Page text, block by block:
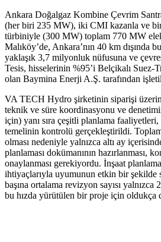
Ankara Doğalgaz Kombine Çevrim
(her biri 235 MW), iki CMI kazanla ve
türbiniyle (300 MW) toplam 770 MW
Malıköy’de, Ankara’nın 40 km dışında
yaklaşık 3,7 milyonluk nüfusuna ve
Tesis, hisselerinin %95’i Belçikalı Suez-
olan Baymina Enerji A.Ş. tarafından
VA TECH Hydro şirketinin siparişi
teknik ve süre koordinasyonu ve
için) yanı sıra çeşitli planlama
temelinin kontrolü gerçekleştirildi.
olması nedeniyle yalnızca altı ay
planlaması dokümanının hazırlanması,
onaylanması gerekiyordu. İnşaat
ihtiyaçlarıyla uyumunun etkin bir şekilde
başına ortalama revizyon sayısı
bu hızda yürütülen bir proje için oldukça